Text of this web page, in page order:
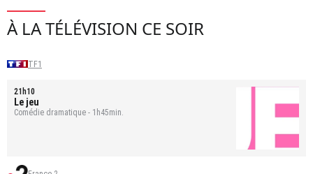
À LA TÉLÉVISION CE SOIR
TF1
21h10
Le jeu
Comédie dramatique - 1h45min.